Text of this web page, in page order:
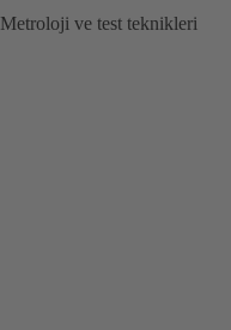
ve test teknikleri